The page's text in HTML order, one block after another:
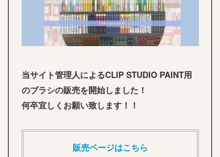
当サイト管理人によるCLIP STUDIO PAINT用
のブラシの販売を開始しました！
何卒宜しくお願い致します！！
販売ページはこちら